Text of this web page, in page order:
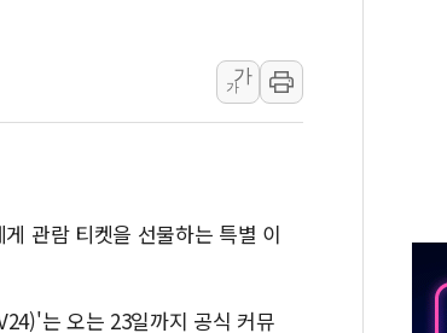
구미 폐염산처리업체서 불 2시간30여분만에 진화...외
해군과 함께하는 '불금전파, 송정' 시즌2
[르포] 39도 폭염 속 잠실 개표소 시위 '62일째'..."대부
강원·전라권 폭염중대경보 확대…온열질환자 2665
빚투·레버리지 줄었지만, 반도체 두 종목에 코스피 '
가
가
관람 티켓을 선물하는 특별 이
는 오는 23일까지 공식 커뮤